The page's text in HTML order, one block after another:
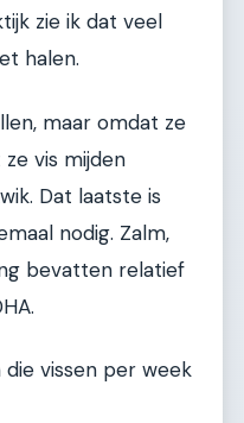
zie ik dat veel
halen.
maar omdat ze
vis mijden
Dat laatste is
nodig. Zalm,
bevatten relatief
vissen per week